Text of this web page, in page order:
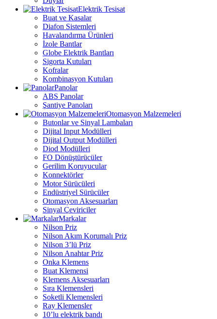
Elektrik Tesisat
Buat ve Kasalar
Diafon Sistemleri
Havalandırma Ürünleri
İzole Bantlar
Globe Elektrik Bantları
Sigorta Kutuları
Kofralar
Kombinasyon Kutuları
Panolar
ABS Panolar
Şantiye Panoları
Otomasyon Malzemeleri
Butonlar ve Sinyal Lambaları
Dijital Input Modülleri
Dijital Output Modülleri
Diod Modülleri
FO Dönüştürücüler
Gerilim Koruyucular
Konnektörler
Motor Sürücüleri
Endüstriyel Sürücüler
Otomasyon Aksesuarları
Sinyal Çeviriciler
Markalar
Nilson Priz
Nilson Akım Korumalı Priz
Nilson 3’lü Priz
Nilson Anahtar Priz
Onka Klemens
Buat Klemensi
Klemens Aksesuarları
Sıra Klemensleri
Soketli Klemensleri
Ray Klemensler
10’lu elektrik bandı